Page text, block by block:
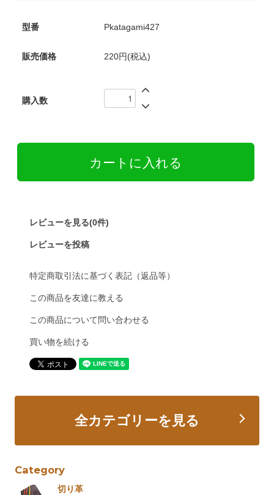
型番 Pkatagami427
販売価格 220円(税込)
購入数
レビューを見る(0件)
レビューを投稿
特定商取引法に基づく表記（返品等）
この商品を友達に教える
この商品について問い合わせる
買い物を続ける
全カテゴリーを見る
Category
切り革